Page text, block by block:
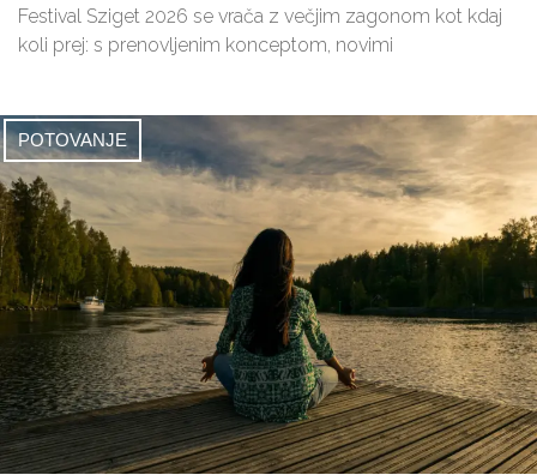
Festival Sziget 2026 se vrača z večjim zagonom kot kdaj
koli prej: s prenovljenim konceptom, novimi
POTOVANJE